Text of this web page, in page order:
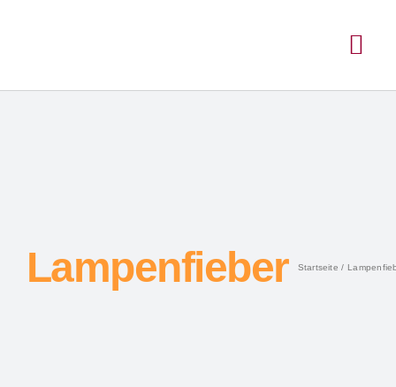
Lampenfieber Startseite